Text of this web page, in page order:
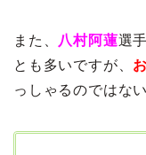
また、 八村阿蓮選
とも多いですが、
っしゃるのではな